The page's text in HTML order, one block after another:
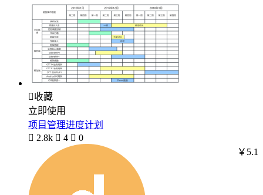
收藏
立即使用
项目管理进度计划
 2.8k  4  0
￥5.1